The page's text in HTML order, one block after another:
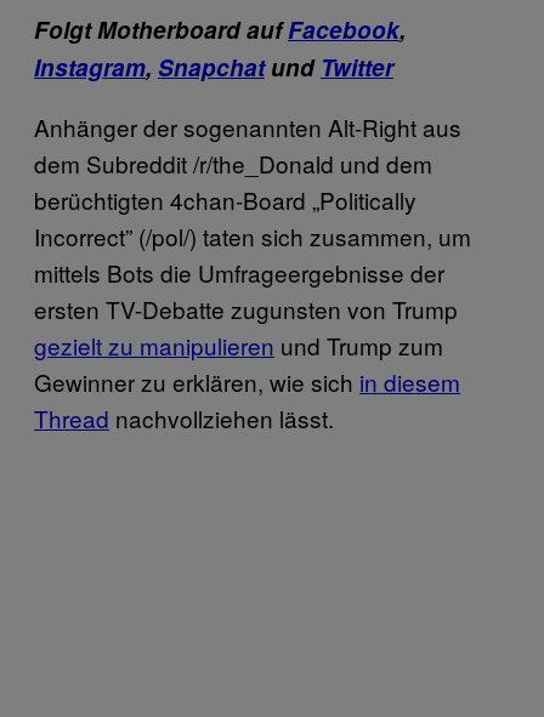
Folgt Motherboard aufFacebook,
Instagram, Snapchatund Twitter
Anhänger der sogenannten Alt-Right aus
dem Subreddit /r/the_Donald und dem
berüchtigten 4chan-Board „Politically
Incorrect” (/pol/) taten sich zusammen, um
mittels Bots die Umfrageergebnisse der
ersten TV-Debatte zugunsten von Trump
gezielt zu manipulieren und Trump zum
Gewinner zu erklären, wie sich in diesem
Thread nachvollziehen lässt.